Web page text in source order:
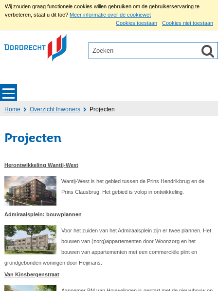
Wij zouden graag functionele cookies willen gebruiken om de gebruikerservaring te
verbeteren, staat u dit toe? Meer informatie over de cookiewet
Cookies toestaan
Cookies niet toestaan
Home Overzicht Inwoners Projecten
Projecten
Herontwikkeling Wantij-West
Wantij-West is het gebied tussen de Prins Hendrikbrug en de
Prins Clausbrug. Het gebied is volop in ontwikkeling.
Admiraalsplein: bouwplannen
Voor het zuiden van het Admiraalsplein zijn er twee plannen. Het
bouwen van (zorg)appartementen door Woonzorg en het
bouwen van appartementen met een commerciële plint en
grondgebonden woningen door Heijmans.
Van Kinsbergenstraat